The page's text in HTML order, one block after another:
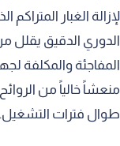
لإزالة الغبار
الدوري الدقيق يقلل
المفاجئة والمكلفة
منعشاً خالياً من
طوال فترات التشغيل.